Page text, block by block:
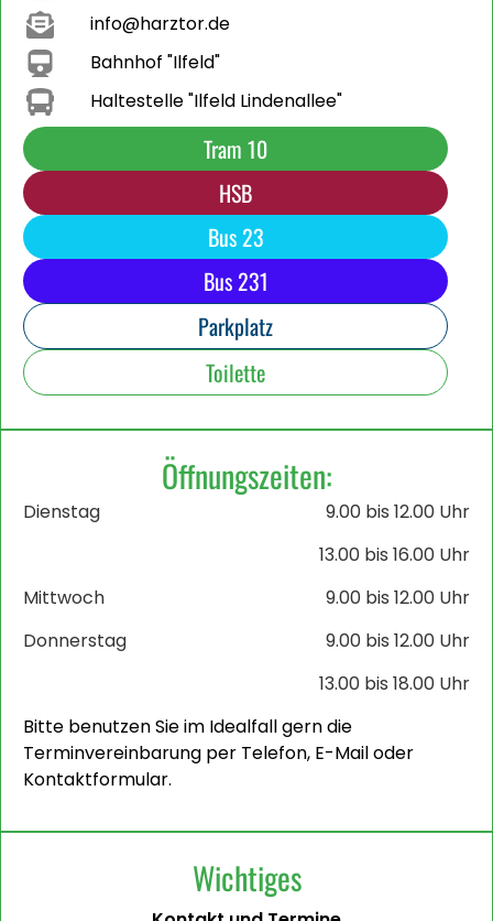
info@harztor.de
Bahnhof "Ilfeld"
Haltestelle "Ilfeld Lindenallee"
Tram 10
HSB
Bus 23
Bus 231
Parkplatz
Toilette
Öffnungszeiten:
Dienstag
9.00 bis 12.00 Uhr
13.00 bis 16.00 Uhr
Mittwoch
9.00 bis 12.00 Uhr
Donnerstag
9.00 bis 12.00 Uhr
13.00 bis 18.00 Uhr
Bitte benutzen Sie im Idealfall gern die
Terminvereinbarung per Telefon, E-Mail oder
Kontaktformular.
Wichtiges